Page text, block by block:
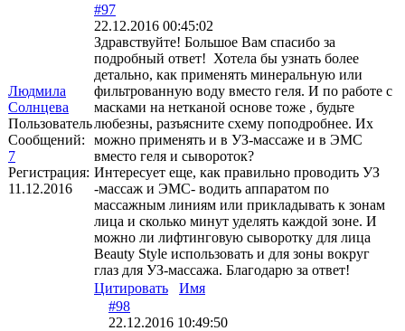
Людмила
Солнцева
Пользователь
Сообщений:
7
Регистрация:
11.12.2016
#97
22.12.2016 00:45:02
Здравствуйте! Большое Вам спасибо за
подробный ответ! Хотела бы узнать более
детально, как применять минеральную или
фильтрованную воду вместо геля. И по работе с
масками на нетканой основе тоже , будьте
любезны, разъясните схему поподробнее. Их
можно применять и в УЗ-массаже и в ЭМС
вместо геля и сывороток?
Интересует еще, как правильно проводить УЗ
-массаж и ЭМС- водить аппаратом по
массажным линиям или прикладывать к зонам
лица и сколько минут уделять каждой зоне. И
можно ли лифтинговую сыворотку для лица
Beauty Style использовать и для зоны вокруг
глаз для УЗ-массажа. Благодарю за ответ!
Цитировать
Имя
#98
22.12.2016 10:49:50